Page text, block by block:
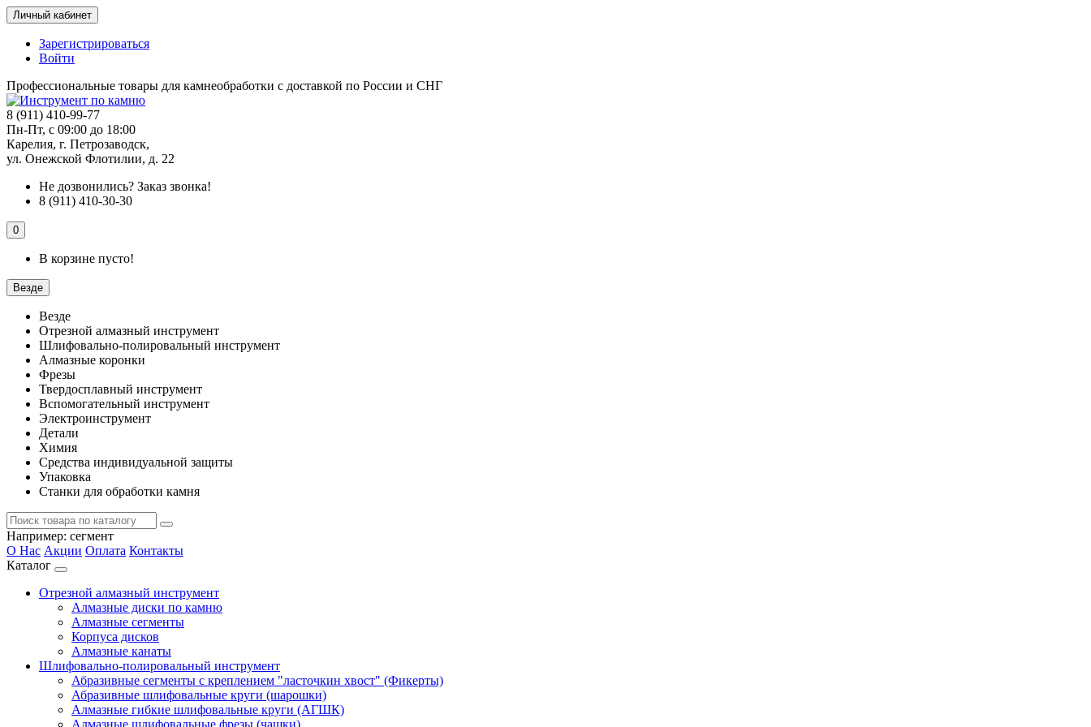
Личный кабинет
Зарегистрироваться
Войти
Профессиональные товары для камнеобработки с доставкой по России и СНГ
8 (911) 410-99-77
Пн-Пт, с 09:00 до 18:00
Карелия, г. Петрозаводск,
ул. Онежской Флотилии, д. 22
Не дозвонились? Заказ звонка!
8 (911) 410-30-30
0
В корзине пусто!
Везде
Везде
Отрезной алмазный инструмент
Шлифовально-полировальный инструмент
Алмазные коронки
Фрезы
Твердосплавный инструмент
Вспомогательный инструмент
Электроинструмент
Детали
Химия
Средства индивидуальной защиты
Упаковка
Станки для обработки камня
Например: сегмент
О Нас Акции Оплата Контакты
Каталог
Отрезной алмазный инструмент
Алмазные диски по камню
Алмазные сегменты
Корпуса дисков
Алмазные канаты
Шлифовально-полировальный инструмент
Абразивные сегменты с креплением "ласточкин хвост" (Фикерты)
Абразивные шлифовальные круги (шарошки)
Алмазные гибкие шлифовальные круги (АГШК)
Алмазные шлифовальные фрезы (чашки)